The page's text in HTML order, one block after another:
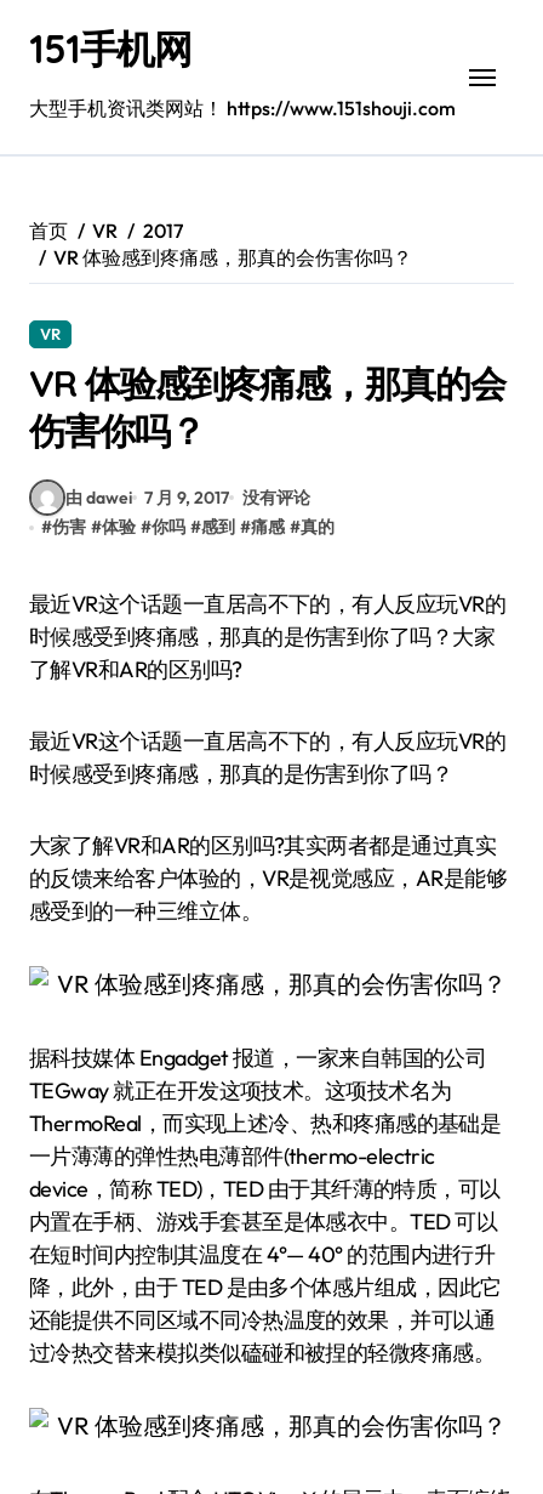
151手机网
大型手机资讯类网站！ https://www.151shouji.com
首页 VR
2017
VR 体验感到疼痛感，那真的会伤害你吗？
VR
VR 体验感到疼痛感，那真的会
伤害你吗？
由 dawei 7 月 9, 2017 没有评论
#伤害 #体验 #你吗 #感到 #痛感 #真的
最近VR这个话题一直居高不下的，有人反应玩VR的
时候感受到疼痛感，那真的是伤害到你了吗？大家
了解VR和AR的区别吗?
最近VR这个话题一直居高不下的，有人反应玩VR的
时候感受到疼痛感，那真的是伤害到你了吗？
大家了解VR和AR的区别吗?其实两者都是通过真实
的反馈来给客户体验的，VR是视觉感应，AR是能够
感受到的一种三维立体。
据科技媒体 Engadget 报道，一家来自韩国的公司
TEGway 就正在开发这项技术。这项技术名为
ThermoReal，而实现上述冷、热和疼痛感的基础是
一片薄薄的弹性热电薄部件(thermo-electric
device，简称 TED)，TED 由于其纤薄的特质，可以
内置在手柄、游戏手套甚至是体感衣中。TED 可以
在短时间内控制其温度在 4°— 40° 的范围内进行升
降，此外，由于 TED 是由多个体感片组成，因此它
还能提供不同区域不同冷热温度的效果，并可以通
过冷热交替来模拟类似磕碰和被捏的轻微疼痛感。